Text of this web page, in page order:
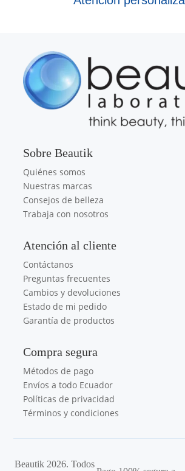
Sobre Beautik
Quiénes somos
Nuestras marcas
Consejos de belleza
Trabaja con nosotros
Atención al cliente
Contáctanos
Preguntas frecuentes
Cambios y devoluciones
Estado de mi pedido
Garantía de productos
Compra segura
Métodos de pago
Envíos a todo Ecuador
Políticas de privacidad
Términos y condiciones
Beautik 2026. Todos